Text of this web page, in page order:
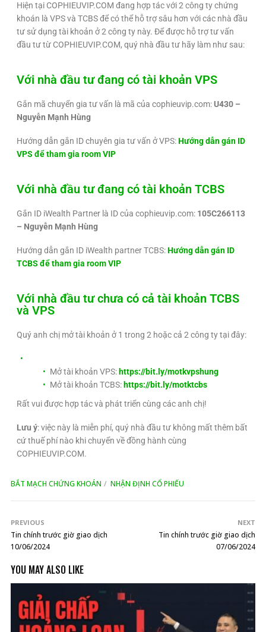
Hiện tại COPHIEUVIP.COM đang hợp tác với 2 công ty chứng
khoán là VPS và TCBS để có thể hỗ trợ sâu hơn với các nhà đầu
tư sử dụng tài khoản ở 2 công ty này. Để được hỗ trợ tư vấn
đầu tư từ COPHIEUVIP.COM, quý nhà đầu tư hãy làm như sau:
Với nhà đầu tư đang có tài khoản VPS
Gắn mã chuyển gia tư vấn là mã của cophieuvip.com:U430 –
Nguyễn Mạnh Hùng
Hướng dẫn gắn ID chuyên gia tư vấn ở VPS:Hướng dẫn gán ID
VPS để tham gia room VIP
Với nhà đầu tư đang có tài khoản TCBS
Gắn ID iWealth Partner là ID của cophieuvip.com: 105C266113
– Nguyễn Mạnh Hùng
Hướng dẫn gắn ID iWealth partner TCBS:Hướng dẫn gán ID
TCBS để tham gia room VIP
Với nhà đầu tư chưa có cả tài khoản TCBS
và VPS
Quý anh chị mở tài khoản ở 1 trong 2 hoặc cả 2 công ty tại đây:
Mở tài khoản VPS: https://bit.ly/motkvpshung
Mở tài khoản TCBS: https://bit.ly/motktcbs
Rất vui được hợp tác và phát triển cùng các anh chị!
Lưu ý: việc này là miễn phí, quý nhà đầu tư không mất thêm bất
cứ thuế phí nào khi chuyển về đồng hành cùng
COPHIEUVIP.COM.
BẮT MẠCH CHỨNG KHOÁN NHẬN ĐỊNH CỔ PHIẾU
PREVIOUS
Tin chính trước giờ giao dịch
10/06/2024
NEXT
Tin chính trước giờ giao dịch
07/06/2024
YOU MAY ALSO LIKE